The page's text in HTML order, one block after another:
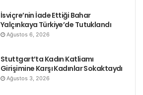
İsviçre’nin İade Ettiği Bahar
Yalçınkaya Türkiye’de Tutuklandı
Ağustos 6, 2026
Stuttgart’ta Kadın Katliamı
Girişimine Karşı Kadınlar Sokaktaydı
Ağustos 3, 2026